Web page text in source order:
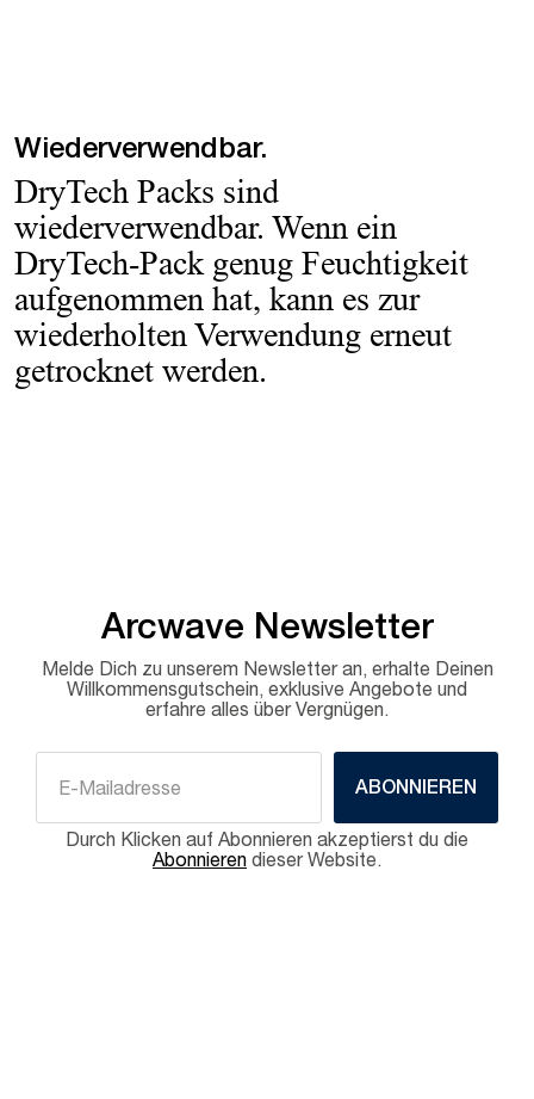
Wiederverwendbar.
DryTech Packs sind
wiederverwendbar. Wenn ein
DryTech-Pack genug Feuchtigkeit
aufgenommen hat, kann es zur
wiederholten Verwendung erneut
getrocknet werden.
Arcwave Newsletter
Melde Dich zu unserem Newsletter an, erhalte Deinen
Willkommensgutschein, exklusive Angebote und
erfahre alles über Vergnügen.
ABONNIEREN
Durch Klicken auf Abonnieren akzeptierst du die
Abonnieren dieser Website.